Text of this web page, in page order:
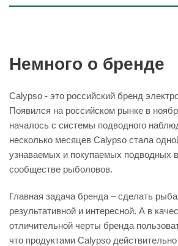
Немного о бренде
Calypso - это российский бренд
Появился на российском рынке в
началось с системы подводного
несколько месяцев Calypso стала
узнаваемых и покупаемых подводных
сообществе рыболовов.
Главная задача бренда – сделать
результативной и интересной. А в
отличительной черты бренда
что продуктами Calypso